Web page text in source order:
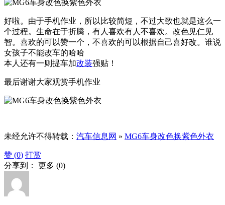
好啦。由于手机作业，所以比较简短，不过大致也就是这么一
个过程。生命在于折腾，有人喜欢有人不喜欢。改色见仁见
智。喜欢的可以赞一个，不喜欢的可以根据自己喜好改。谁说
女孩子不能改车的哈哈
本人还有一则提车加改装强贴！
最后谢谢大家观赏手机作业
未经允许不得转载： 汽车信息网 » MG6车身改色换紫色外衣
赞 (0) 打赏
分享到： 更多 (0)